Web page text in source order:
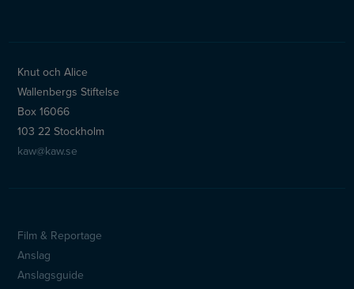
Knut och Alice
Wallenbergs Stiftelse
Box 16066
103 22 Stockholm
kaw@kaw.se
Sidfotsmeny
Film & Reportage
Anslag
Anslagsguide